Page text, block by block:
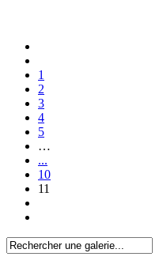
1
2
3
4
5
…
...
10
11